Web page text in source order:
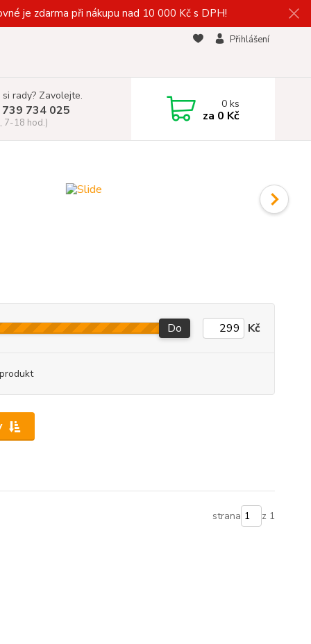
je zdarma při nákupu nad 10 000 Kč s DPH!
Přihlášení
rady? Zavolejte.
734 025
7-18 hod.)
0ks
za 0 Kč
Do Kč
strana z 1